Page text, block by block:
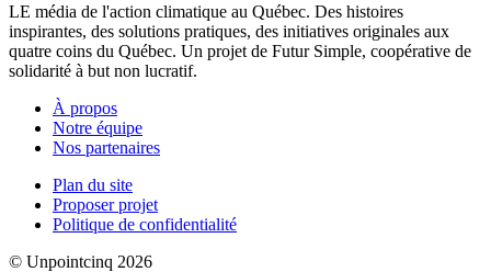
LE média de l'action climatique au Québec. Des histoires
inspirantes, des solutions pratiques, des initiatives originales aux
quatre coins du Québec. Un projet de Futur Simple, coopérative de
solidarité à but non lucratif.
À propos
Notre équipe
Nos partenaires
Plan du site
Proposer projet
Politique de confidentialité
© Unpointcinq 2026